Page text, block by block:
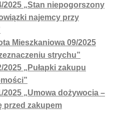
2025 „Stan niepogorszony
najemcy przy
Mieszkaniowa 09/2025
strychu”
2025 „Pułapki zakupu
2025 „Umowa dożywocia –
przed zakupem